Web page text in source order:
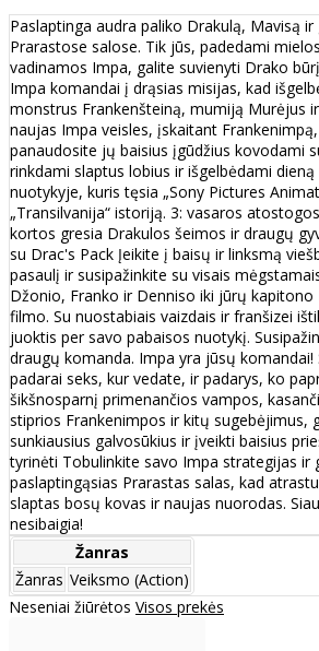
Paslaptinga audra paliko Drakulą, Mavisą
Prarastose salose. Tik jūs, padedami
vadinamos Impa, galite suvienyti Drako
Impa komandai į drąsias misijas, kad
monstrus Frankenšteiną, mumiją Murėjus
naujas Impa veisles, įskaitant
panaudosite jų baisius įgūdžius kovodami
rinkdami slaptus lobius ir išgelbėdami
nuotykyje, kuris tęsia „Sony Pictures
„Transilvanija“ istoriją. 3: vasaros
kortos gresia Drakulos šeimos ir draugų
su Drac's Pack Įeikite į baisų ir linksmą
pasaulį ir susipažinkite su visais
Džonio, Franko ir Denniso iki jūrų kapitono
filmo. Su nuostabiais vaizdais ir franšizei
juoktis per savo pabaisos nuotykį.
draugų komanda. Impa yra jūsų komandai!
padarai seks, kur vedate, ir padarys, ko
šikšnosparnį primenančios vampos,
stiprios Frankenimpos ir kitų sugebėjimus,
sunkiausius galvosūkius ir įveikti baisius
tyrinėti Tobulinkite savo Impa strategijas ir
paslaptingąsias Prarastas salas, kad
slaptas bosų kovas ir naujas nuorodas.
nesibaigia!
Žanras
Žanras Veiksmo (Action)
Neseniai žiūrėtos Visos prekės